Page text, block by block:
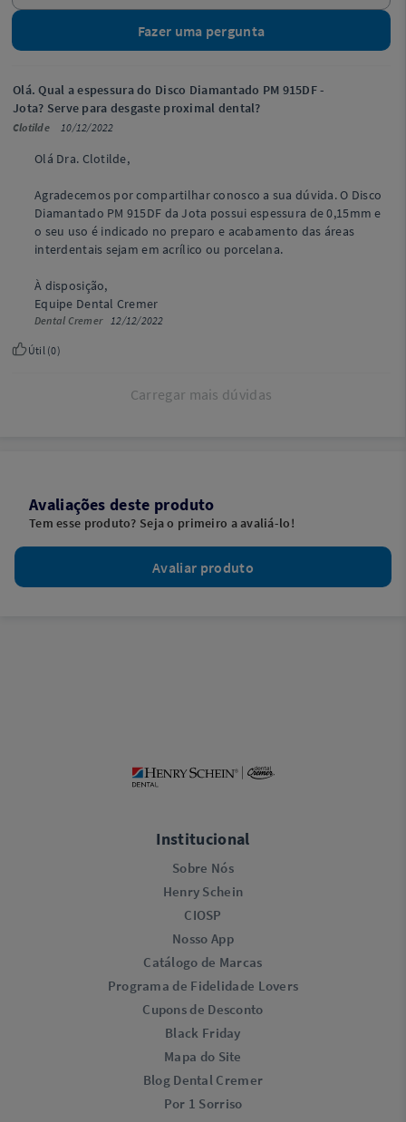
Fazer uma pergunta
Olá. Qual a espessura do Disco Diamantado PM 915DF -
Jota? Serve para desgaste proximal dental?
Clotilde 10/12/2022
Olá Dra. Clotilde,
Agradecemos por compartilhar conosco a sua dúvida. O Disco
Diamantado PM 915DF da Jota possui espessura de 0,15mm e
o seu uso é indicado no preparo e acabamento das áreas
interdentais sejam em acrílico ou porcelana.
À disposição,
Equipe Dental Cremer
Dental Cremer12/12/2022
Útil (0)
Carregar mais dúvidas
Avaliações deste produto
Tem esse produto? Seja o primeiro a avaliá-lo!
Avaliar produto
Institucional
Sobre Nós
Henry Schein
CIOSP
Nosso App
Catálogo de Marcas
Programa de Fidelidade Lovers​
Cupons de Desconto
Black Friday
Mapa do Site
Blog Dental Cremer
Por 1 Sorriso